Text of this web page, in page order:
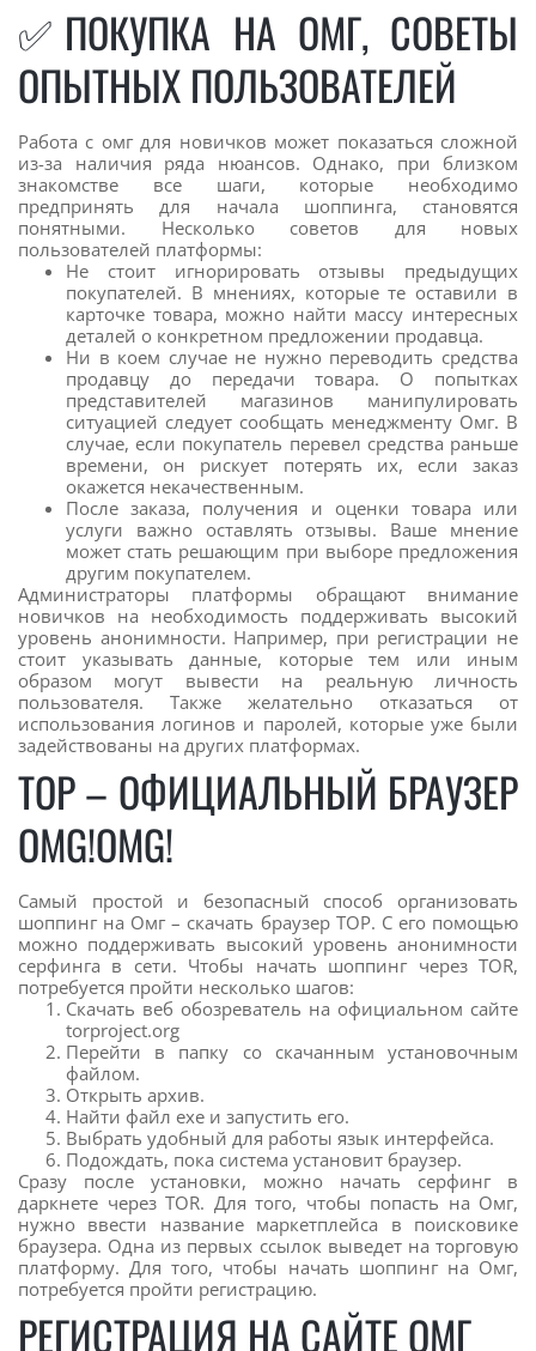
✅ПОКУПКА НА ОМГ, СОВЕТЫ
ОПЫТНЫХ ПОЛЬЗОВАТЕЛЕЙ
Работа с омг для новичков может показаться сложной
из-за наличия ряда нюансов. Однако, при близком
знакомстве все шаги, которые необходимо
предпринять для начала шоппинга, становятся
понятными. Несколько советов для новых
пользователей платформы:
Не стоит игнорировать отзывы предыдущих
покупателей. В мнениях, которые те оставили в
карточке товара, можно найти массу интересных
деталей о конкретном предложении продавца.
Ни в коем случае не нужно переводить средства
продавцу до передачи товара. О попытках
представителей магазинов манипулировать
ситуацией следует сообщать менеджменту Омг. В
случае, если покупатель перевел средства раньше
времени, он рискует потерять их, если заказ
окажется некачественным.
После заказа, получения и оценки товара или
услуги важно оставлять отзывы. Ваше мнение
может стать решающим при выборе предложения
другим покупателем.
Администраторы платформы обращают внимание
новичков на необходимость поддерживать высокий
уровень анонимности. Например, при регистрации не
стоит указывать данные, которые тем или иным
образом могут вывести на реальную личность
пользователя. Также желательно отказаться от
использования логинов и паролей, которые уже были
задействованы на других платформах.
ТОР – ОФИЦИАЛЬНЫЙ БРАУЗЕР
OMG!OMG!
Самый простой и безопасный способ организовать
шоппинг на Омг – скачать браузер ТОР. С его помощью
можно поддерживать высокий уровень анонимности
серфинга в сети. Чтобы начать шоппинг через TOR,
потребуется пройти несколько шагов:
Скачать веб обозреватель на официальном сайте
torproject.org
Перейти в папку со скачанным установочным
файлом.
Открыть архив.
Найти файл exe и запустить его.
Выбрать удобный для работы язык интерфейса.
Подождать, пока система установит браузер.
Сразу после установки, можно начать серфинг в
даркнете через TOR. Для того, чтобы попасть на Омг,
нужно ввести название маркетплейса в поисковике
браузера. Одна из первых ссылок выведет на торговую
платформу. Для того, чтобы начать шоппинг на Омг,
потребуется пройти регистрацию.
РЕГИСТРАЦИЯ НА САЙТЕ ОМГ